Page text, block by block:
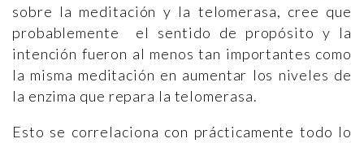
sobre la meditación y la telomerasa, cree que
probablemente el sentido de propósito y la
intención fueron al menos tan importantes como
la misma meditación en aumentar los niveles de
la enzima que repara la telomerasa.
Esto se correlaciona con prácticamente todo lo